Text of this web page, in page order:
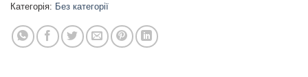
Категорія: Без категорії